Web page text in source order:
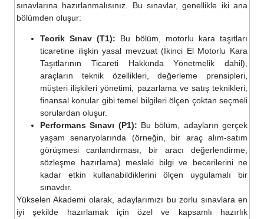
sınavlarına hazırlanmalısınız. Bu sınavlar, genellikle iki ana
bölümden oluşur:
Teorik Sınav (T1): Bu bölüm, motorlu kara taşıtları
ticaretine ilişkin yasal mevzuat (İkinci El Motorlu Kara
Taşıtlarının Ticareti Hakkında Yönetmelik dahil),
araçların teknik özellikleri, değerleme prensipleri,
müşteri ilişkileri yönetimi, pazarlama ve satış teknikleri,
finansal konular gibi temel bilgileri ölçen çoktan seçmeli
sorulardan oluşur.
Performans Sınavı (P1): Bu bölüm, adayların gerçek
yaşam senaryolarında (örneğin, bir araç alım-satım
görüşmesi canlandırması, bir aracı değerlendirme,
sözleşme hazırlama) mesleki bilgi ve becerilerini ne
kadar etkin kullanabildiklerini ölçen uygulamalı bir
sınavdır.
Yükselen Akademi olarak, adaylarımızı bu zorlu sınavlara en
iyi şekilde hazırlamak için özel ve kapsamlı hazırlık